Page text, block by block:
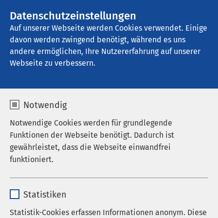
Datenschutzeinstellungen
Auf unserer Webseite werden Cookies verwendet. Einige
davon werden zwingend benötigt, während es uns
andere ermöglichen, Ihre Nutzererfahrung auf unserer
Webseite zu verbessern.
Notwendig
Notwendige Cookies werden für grundlegende
Funktionen der Webseite benötigt. Dadurch ist
gewährleistet, dass die Webseite einwandfrei
funktioniert.
Anbieter sgalinski
Statistiken
Statistik-Cookies erfassen Informationen anonym. Diese
Hans-Ralfs-Haus für Kunst und Kultur
Impressum
AMEOS Krankenhausgesellschaft Holstein mbH
D-23730 Neustadt in Holstein
Fax: +49 4561 611 4315